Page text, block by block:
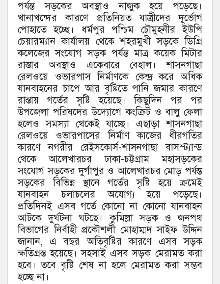
পর্যন্ত সড়কের অবস্থাও নাজুক হয়ে পড়েছে।
খানাখন্দের কারণে প্রতিনিয়ত যাত্রীদের দুর্ভোগ
পোহাতে হচ্ছে। ধর্মপুর পশ্চিম চৌমুহনীর ইউপি
চেয়ারম্যান কার্যালয় থেকে শহরমুখী সড়কে ডিগ্রি
কলেজের সংযোগ সড়ক পর্যন্ত মাত্র কয়েক মিটার
রাস্তার অবস্থাও একেবারে বেহাল। শাসনগাছা
রেলওয়ে ওভারপাস নির্মাণকে কেন্দ্র করে অধিক
যানবাহনের চাপে আর বৃষ্টিতে পানি জমার কারণে
রাস্তায় গর্তের সৃষ্টি হয়েছে। কিছুদিন পর পর
উপজেলা পরিষদের উদ্যোগে কংক্রিট ও বালু ফেলা
হলেও সমস্যা থেকেই যাচ্ছে। এছাড়া শাসনগাছা
রেলওয়ে ওভারপাসের নির্মাণ কাজের ধীরগতির
কারণে নগরীর রেইসকোর্স-শাসনগাছা বাসস্ট্যান্ড
থেকে আলেখারচর ঢাকা-চট্টগ্রাম মহাসড়কের
সংযোগ সড়কের দুর্গাপুর ও আলেখারচর মোড় পর্যন্ত
সড়কের বিভিন্ন স্থানে গর্তের সৃষ্টি হয়ে ক্রমেই
যানবাহন চলাচলের অযোগ্য হয়ে পড়েছে।
প্রতিদিনই এসব গর্তে কোনো না কোনো যানবাহন
আটকে দুর্ঘটনা ঘটছে। কুমিল্লা সড়ক ও জনপথ
বিভাগের নির্বাহী প্রকৌশলী মোহাম্মদ সাইফ উদ্দিন
জানান, এ বছর অতিবৃষ্টির কারণে এসব সড়ক
ক্ষতিগ্রস্ত হয়েছে। সহসাই এসব সড়ক মেরামত করা
হবে। তবে বৃষ্টি শেষ না হলে মেরামত করা সম্ভব
হচ্ছে না।